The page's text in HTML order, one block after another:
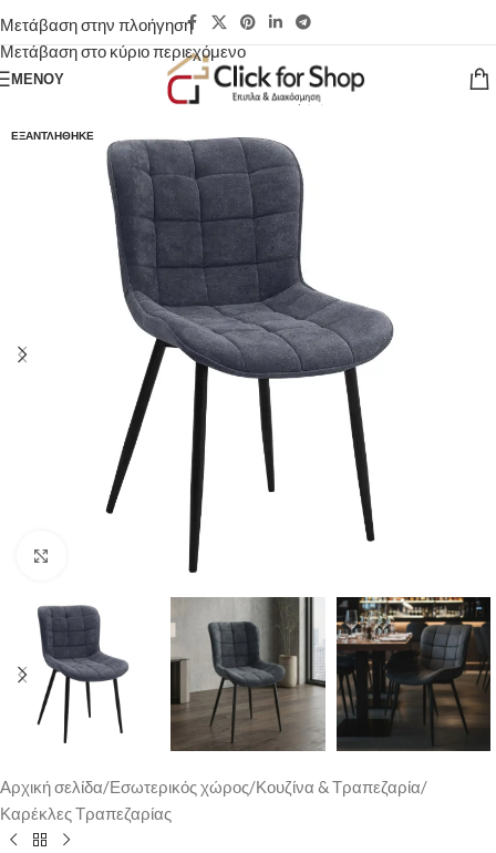
Μετάβαση στην πλοήγηση
Μετάβαση στο κύριο περιεχόμενο
ΜΕΝΟΎ
ΕΞΑΝΤΛΉΘΗΚΕ
Κάντε κλικ για μεγέθυνση
Αρχική σελίδα/Εσωτερικός χώρος/Κουζίνα & Τραπεζαρία/
Καρέκλες Τραπεζαρίας